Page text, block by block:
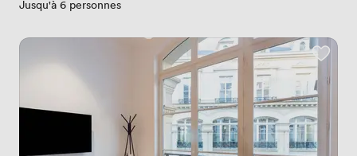
Jusqu'à 6 personnes